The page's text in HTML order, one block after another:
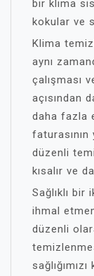
bir klima
kokular ve
Klima
aynı
çalışması
açısından
daha fazla
düzenli
kısalır ve
Sağlıklı
ihmal
düzenli